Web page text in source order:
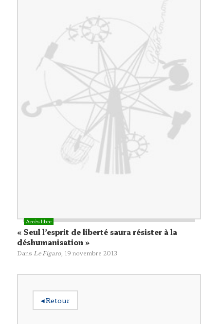
« Seul l’esprit de liberté saura résister à la
déshumanisation »
Dans Le Figaro, 19 novembre 2013
◂Retour